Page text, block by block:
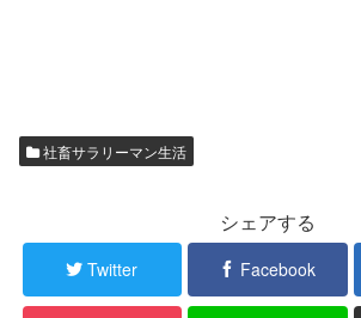
社畜サラリーマン生活
シェアする
Twitter Facebook